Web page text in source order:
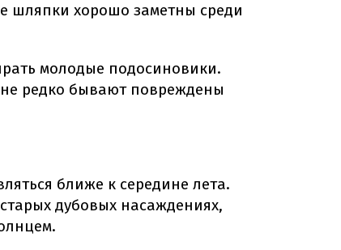
шляпки хорошо заметны среди
молодые подосиновики.
редко бывают повреждены
ближе к середине лета.
дубовых насаждениях,